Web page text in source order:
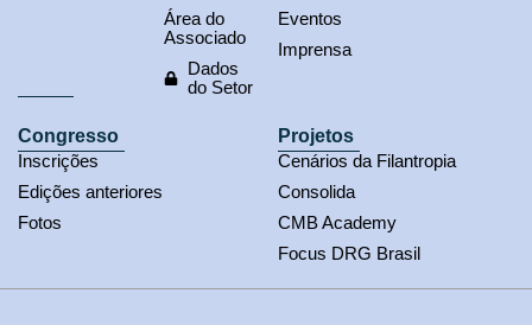
Área do
Associado
Dados
do Setor
Eventos
Imprensa
Congresso
Inscrições
Edições anteriores
Fotos
Projetos
Cenários da Filantropia
Consolida
CMB Academy
Focus DRG Brasil